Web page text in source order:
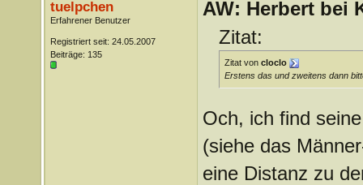
tuelpchen
Erfahrener Benutzer
Registriert seit: 24.05.2007
Beiträge: 135
AW: Herbert bei
Zitat:
Zitat von cloclo
Erstens das und zweitens dann
Och, ich find
(siehe das
eine Distanz zu